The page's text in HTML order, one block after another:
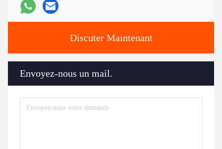
Discuter Maintenant
Envoyez-nous un mail.